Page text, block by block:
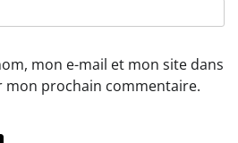
mon e-mail et mon site dans
mon prochain commentaire.